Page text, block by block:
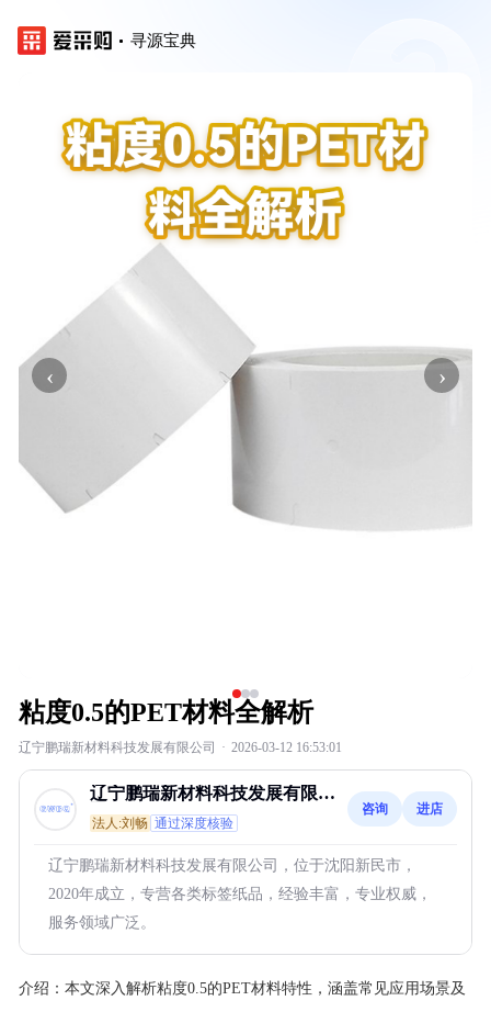
寻源宝典
‹ ›
粘度0.5的PET材料全解析
辽宁鹏瑞新材料科技发展有限公司 · 2026-03-12 16:53:01
辽宁鹏瑞新材料科技发展有限公
司
法人:刘畅 通过深度核验
咨询 进店
辽宁鹏瑞新材料科技发展有限公司，位于沈阳新民市，
2020年成立，专营各类标签纸品，经验丰富，专业权威，
服务领域广泛。
介绍： 本文深入解析粘度0.5的PET材料特性，涵盖常见应用场景及